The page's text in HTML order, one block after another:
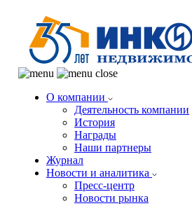
О компании
Деятельность компании
История
Награды
Наши партнеры
Журнал
Новости и аналитика
Пресс-центр
Новости рынка